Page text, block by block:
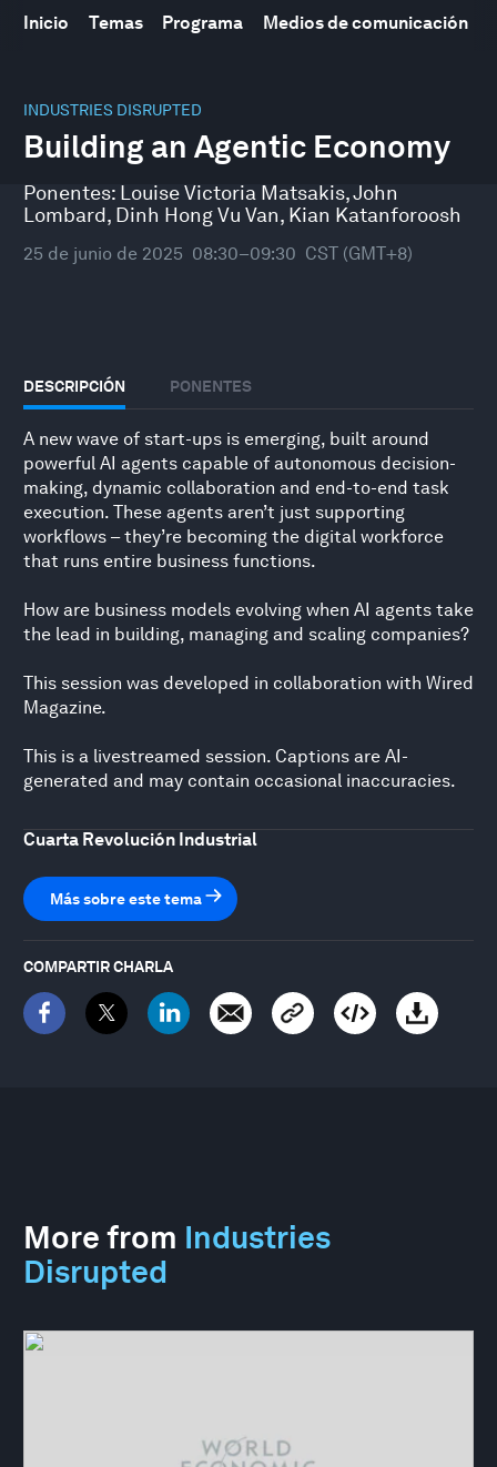
Inicio Temas Programa Medios de comunicación
INDUSTRIES DISRUPTED
Building an Agentic Economy
Ponentes: Louise Victoria Matsakis,John
Lombard, Dinh Hong Vu Van, Kian Katanforoosh
25 de junio de 2025 08:30–09:30 CST (GMT+8)
DESCRIPCIÓN PONENTES
A new wave of start-ups is emerging, built around
powerful AI agents capable of autonomous decision-
making, dynamic collaboration and end-to-end task
execution. These agents aren’t just supporting
workflows – they’re becoming the digital workforce
that runs entire business functions.
How are business models evolving when AI agents take
the lead in building, managing and scaling companies?
This session was developed in collaboration with Wired
Magazine.
This is a livestreamed session. Captions are AI-
generated and may contain occasional inaccuracies.
Cuarta Revolución Industrial
Más sobre este tema
COMPARTIR CHARLA
More from Industries
Disrupted
seconds
1
hour,
minutes,
10